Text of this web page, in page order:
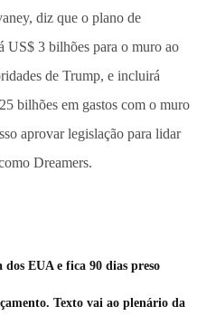
diz que o plano de
US$ 3 bilhões para o muro ao
de Trump, e incluirá
bilhões em gastos com o muro
aprovar legislação para lidar
Dreamers.
EUA e fica 90 dias preso
Texto vai ao plenário da